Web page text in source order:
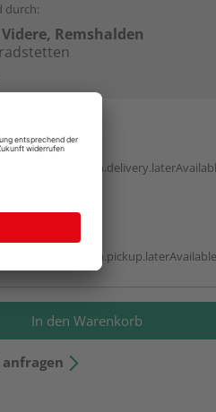
durch:
Remshalden
abholen
In den Warenkorb